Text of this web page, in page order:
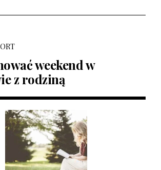
weekend w
z rodziną